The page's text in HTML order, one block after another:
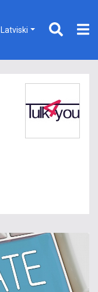
Latviski